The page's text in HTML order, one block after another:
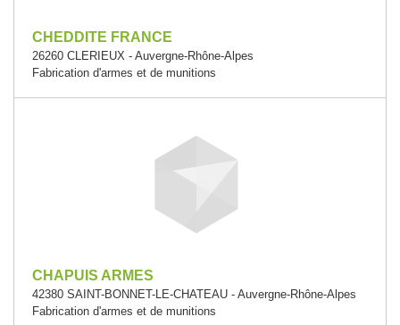
CHEDDITE FRANCE
26260 CLERIEUX - Auvergne-Rhône-Alpes
Fabrication d'armes et de munitions
CHAPUIS ARMES
42380 SAINT-BONNET-LE-CHATEAU - Auvergne-Rhône-Alpes
Fabrication d'armes et de munitions